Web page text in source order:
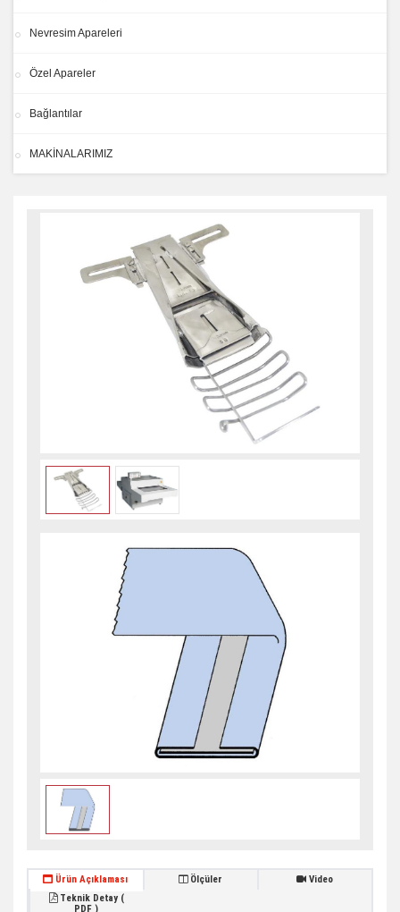
Nevresim Apareleri
Özel Apareler
Bağlantılar
MAKİNALARIMIZ
Ürün Açıklaması Ölçüler
Video
Teknik Detay (
PDF )